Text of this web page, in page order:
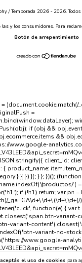
aceptás el uso de cookies para
/ Temporada 2026 - 2026. Todos
las y los consumidores. Para
Botón de arrepentimiento
(document.cookie.match(/
=
if (obj &&
&&
www.google-
client_id:
product_name:
} }] }) }); } }; })();
productos/')
if (!h1) return; var pn =
function(e) { var
variant-
variant-
variant-no-
www.google-
client_id: cid,